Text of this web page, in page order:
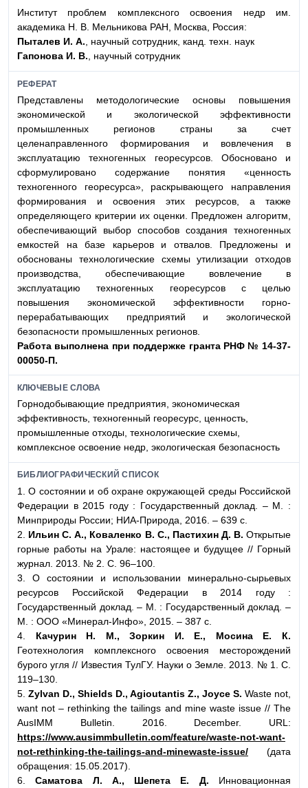
Институт проблем комплексного освоения недр им.
академика Н. В. Мельникова РАН, Москва, Россия:
Пыталев И. А., научный сотрудник, канд. техн. наук
Гапонова И. В., научный сотрудник
РЕФЕРАТ
Представлены методологические основы повышения
экономической и экологической эффективности
промышленных регионов страны за счет
целенаправленного формирования и вовлечения в
эксплуатацию техногенных георесурсов. Обосновано и
сформулировано содержание понятия «ценность
техногенного георесурса», раскрывающего направления
формирования и освоения этих ресурсов, а также
определяющего критерии их оценки. Предложен алгоритм,
обеспечивающий выбор способов создания техногенных
емкостей на базе карьеров и отвалов. Предложены и
обоснованы технологические схемы утилизации отходов
производства, обеспечивающие вовлечение в
эксплуатацию техногенных георесурсов с целью
повышения экономической эффективности горно-
перерабатывающих предприятий и экологической
безопасности промышленных регионов.
Работа выполнена при поддержке гранта РНФ № 14-37-
00050-П.
КЛЮЧЕВЫЕ СЛОВА
Горнодобывающие предприятия, экономическая
эффективность, техногенный георесурс, ценность,
промышленные отходы, технологические схемы,
комплексное освоение недр, экологическая безопасность
БИБЛИОГРАФИЧЕСКИЙ СПИСОК
1. О состоянии и об охране окружающей среды Российской
Федерации в 2015 году : Государственный доклад. – М. :
Минприроды России; НИА-Природа, 2016. – 639 с.
2. Ильин С. А., Коваленко В. С., Пастихин Д. В. Открытые
горные работы на Урале: настоящее и будущее // Горный
журнал. 2013. № 2. С. 96–100.
3. О состоянии и использовании минерально-сырьевых
ресурсов Российской Федерации в 2014 году :
Государственный доклад. – М. : Государственный доклад. –
М. : ООО «Минерал-Инфо», 2015. – 387 с.
4. Качурин Н. М., Зоркин И. Е., Мосина Е. К.
Геотехнология комплексного освоения месторождений
бурого угля // Известия ТулГУ. Науки о Земле. 2013. № 1. С.
119–130.
5. Zylvan D., Shields D., Agioutantis Z., Joyce S. Waste not,
want not – rethinking the tailings and mine waste issue // The
AusIMM Bulletin. 2016. December. URL:
https://www.ausimmbulletin.com/feature/waste-not-want-
not-rethinking-the-tailings-and-minewaste-issue/ (дата
обращения: 15.05.2017).
6.Саматова Л. А., Шепета Е. Д. Инновационная